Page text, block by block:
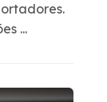
...